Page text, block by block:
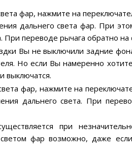
фар, нажмите на
дальнего света фар. При
При переводе рычага обратно
Вы не выключили задние
Но если Вы намеренно
выключатся.
фар, нажмите на
дальнего света. При
при
фар возможно, даже